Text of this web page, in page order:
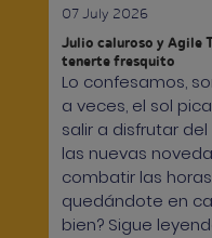
07 July 2026
Julio caluroso y Agile
tenerte fresquito
Lo confesamos,
a veces, el sol
salir a disfrutar
las nuevas
combatir las
quedándote en
bien? Sigue